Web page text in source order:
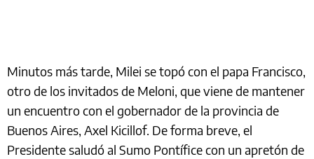
Minutos más tarde, Milei se topó con el papa Francisco,
otro de los invitados de Meloni, que viene de mantener
un encuentro con el gobernador de la provincia de
Buenos Aires, Axel Kicillof. De forma breve, el
Presidente saludó al Sumo Pontífice con un apretón de